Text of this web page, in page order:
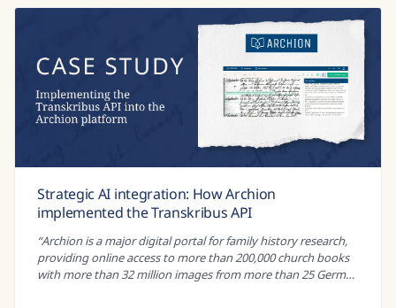
Enevældens Nyheder Online: An award-winning
project to create digital versions of historical
“If you wanted to study social control under absolutist rule,
there are many historical sources that could be of interest.